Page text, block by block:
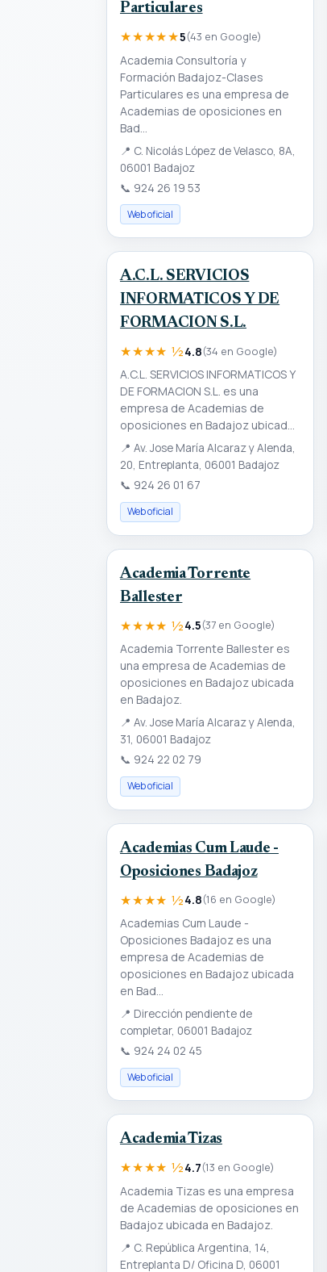
Particulares
★★★★★5(43 en Google)
Academia Consultoría y
Formación Badajoz-Clases
Particulares es una empresa de
Academias de oposiciones en
Bad...
📍 C. Nicolás López de Velasco, 8A,
06001 Badajoz
📞 924 26 19 53
Web oficial
A.C.L. SERVICIOS
INFORMATICOS Y DE
FORMACION S.L.
★★★★ ½4.8(34 en Google)
A.C.L. SERVICIOS INFORMATICOS Y
DE FORMACION S.L. es una
empresa de Academias de
oposiciones en Badajoz ubicad...
📍 Av. Jose María Alcaraz y Alenda,
20, Entreplanta, 06001 Badajoz
📞 924 26 01 67
Web oficial
Academia Torrente
Ballester
★★★★ ½4.5(37 en Google)
Academia Torrente Ballester es
una empresa de Academias de
oposiciones en Badajoz ubicada
en Badajoz.
📍 Av. Jose María Alcaraz y Alenda,
31, 06001 Badajoz
📞 924 22 02 79
Web oficial
Academias Cum Laude -
Oposiciones Badajoz
★★★★ ½4.8(16 en Google)
Academias Cum Laude -
Oposiciones Badajoz es una
empresa de Academias de
oposiciones en Badajoz ubicada
en Bad...
📍 Dirección pendiente de
completar, 06001 Badajoz
📞 924 24 02 45
Web oficial
Academia Tizas
★★★★ ½4.7(13 en Google)
Academia Tizas es una empresa
de Academias de oposiciones en
Badajoz ubicada en Badajoz.
📍 C. República Argentina, 14,
Entreplanta D/ Oficina D, 06001